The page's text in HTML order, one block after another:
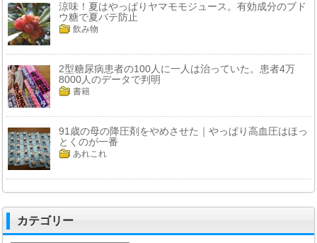
涼味！夏はやっぱりヤマモモジュース。有効成分のブド
ウ糖で夏バテ防止
飲み物
2型糖尿病患者の100人に一人は治っていた。患者4万
8000人のデータで判明
書籍
91歳の母の降圧剤をやめさせた｜やっぱり高血圧はほっ
とくのが一番
あれこれ
カテゴリー